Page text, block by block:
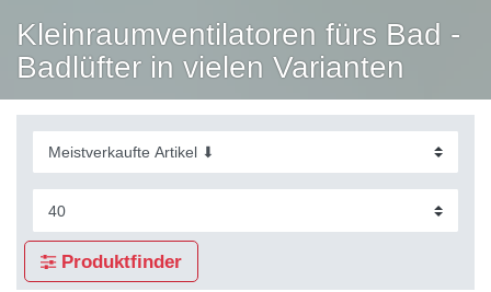
Kleinraumventilatoren fürs Bad -
Badlüfter in vielen Varianten
Produktfinder